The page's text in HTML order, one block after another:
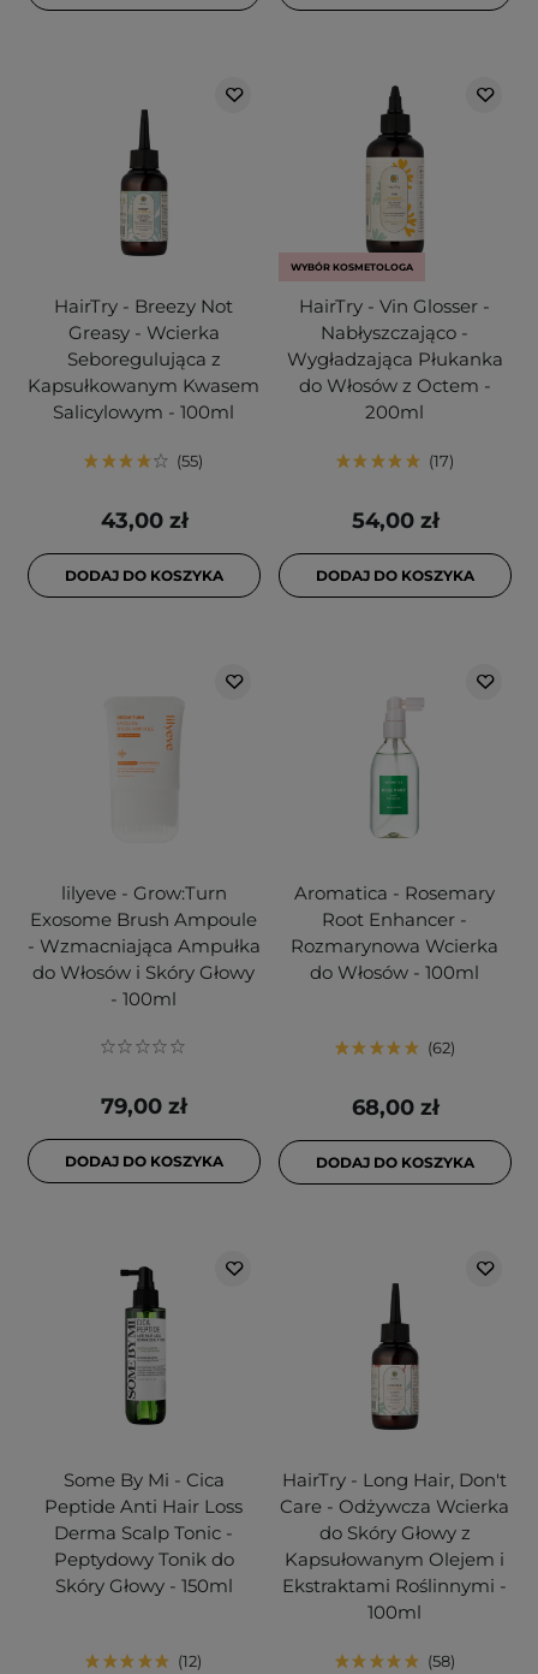
HairTry - Breezy Not
Greasy - Wcierka
Seboregulująca z
Kapsułkowanym Kwasem
Salicylowym - 100ml
55
43,00 zł
DODAJ DO KOSZYKA
WYBÓR KOSMETOLOGA
HairTry - Vin Glosser -
Nabłyszczająco -
Wygładzająca Płukanka
do Włosów z Octem -
200ml
17
54,00 zł
DODAJ DO KOSZYKA
lilyeve - Grow:Turn
Exosome Brush Ampoule
- Wzmacniająca Ampułka
do Włosów i Skóry Głowy
- 100ml
79,00 zł
DODAJ DO KOSZYKA
Aromatica - Rosemary
Root Enhancer -
Rozmarynowa Wcierka
do Włosów - 100ml
62
68,00 zł
DODAJ DO KOSZYKA
Some By Mi - Cica
Peptide Anti Hair Loss
Derma Scalp Tonic -
Peptydowy Tonik do
Skóry Głowy - 150ml
12
HairTry - Long Hair, Don't
Care - Odżywcza Wcierka
do Skóry Głowy z
Kapsułowanym Olejem i
Ekstraktami Roślinnymi -
100ml
58